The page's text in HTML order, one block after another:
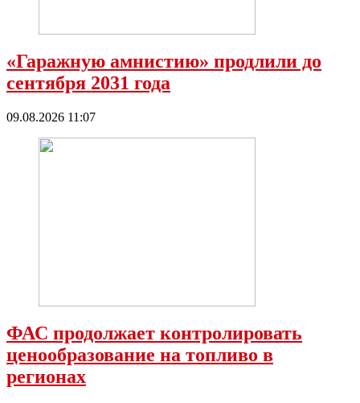
«Гаражную амнистию» продлили до
сентября 2031 года
09.08.2026 11:07
ФАС продолжает контролировать
ценообразование на топливо в
регионах